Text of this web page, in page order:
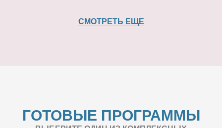
СМОТРЕТЬ ЕЩЕ
ГОТОВЫЕ ПРОГРАММЫ